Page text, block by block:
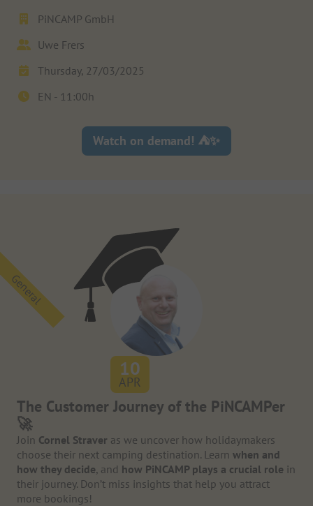
PiNCAMP GmbH
Uwe Frers
Thursday, 27/03/2025
EN - 11:00h
Watch on demand! ⛺✨
General
10
APR
The Customer Journey of the PiNCAMPer
🚀
Join Cornel Straver as we uncover how holidaymakers
choose their next camping destination. Learn when and
how they decide, and how PiNCAMP plays a crucial role in
their journey. Don’t miss insights that help you attract
more bookings!